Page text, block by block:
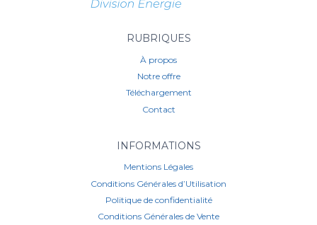
RUBRIQUES
À propos
Notre offre
Téléchargement
Contact
INFORMATIONS
Mentions Légales
Conditions Générales d’Utilisation
Politique de confidentialité
Conditions Générales de Vente